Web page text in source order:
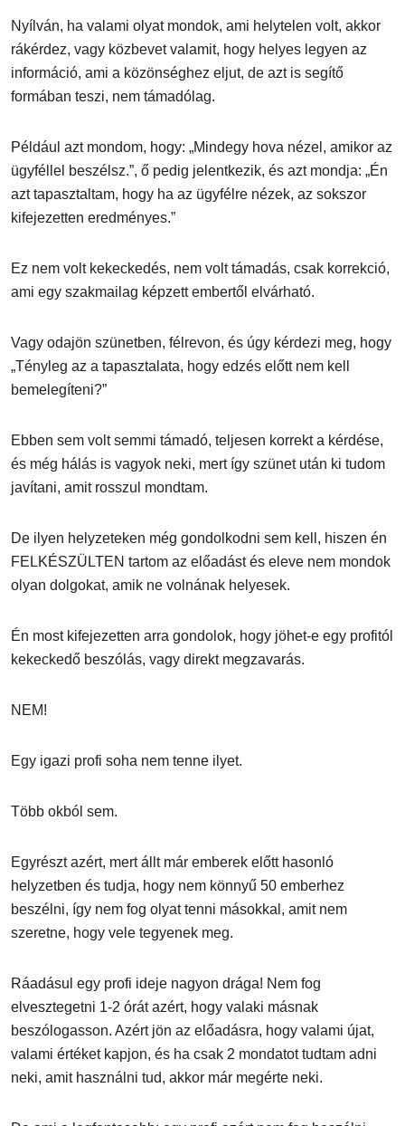
Nyílván, ha valami olyat mondok, ami helytelen volt, akkor
rákérdez, vagy közbevet valamit, hogy helyes legyen az
információ, ami a közönséghez eljut, de azt is segítő
formában teszi, nem támadólag.
Például azt mondom, hogy: „Mindegy hova nézel, amikor az
ügyféllel beszélsz.”, ő pedig jelentkezik, és azt mondja: „Én
azt tapasztaltam, hogy ha az ügyfélre nézek, az sokszor
kifejezetten eredményes.”
Ez nem volt kekeckedés, nem volt támadás, csak korrekció,
ami egy szakmailag képzett embertől elvárható.
Vagy odajön szünetben, félrevon, és úgy kérdezi meg, hogy
„Tényleg az a tapasztalata, hogy edzés előtt nem kell
bemelegíteni?”
Ebben sem volt semmi támadó, teljesen korrekt a kérdése,
és még hálás is vagyok neki, mert így szünet után ki tudom
javítani, amit rosszul mondtam.
De ilyen helyzeteken még gondolkodni sem kell, hiszen én
FELKÉSZÜLTEN tartom az előadást és eleve nem mondok
olyan dolgokat, amik ne volnának helyesek.
Én most kifejezetten arra gondolok, hogy jöhet-e egy profitól
kekeckedő beszólás, vagy direkt megzavarás.
NEM!
Egy igazi profi soha nem tenne ilyet.
Több okból sem.
Egyrészt azért, mert állt már emberek előtt hasonló
helyzetben és tudja, hogy nem könnyű 50 emberhez
beszélni, így nem fog olyat tenni másokkal, amit nem
szeretne, hogy vele tegyenek meg.
Ráadásul egy profi ideje nagyon drága! Nem fog
elvesztegetni 1-2 órát azért, hogy valaki másnak
beszólogasson. Azért jön az előadásra, hogy valami újat,
valami értéket kapjon, és ha csak 2 mondatot tudtam adni
neki, amit használni tud, akkor már megérte neki.